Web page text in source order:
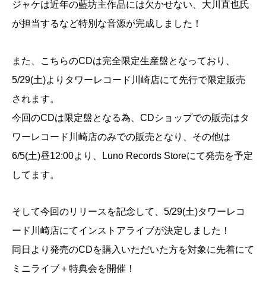
ジャケは近年の藍坊主作品には欠かせない、大川直也氏
が担当するなど特別な音源が完成しました！
また、こちらのCDは完全限定生産盤となっており、
5/29(土)よりタワーレコード川崎店にて先行で限定販売
されます。
今回のCDは限定盤となる為、CDショップでの販売はタ
ワーレコード川崎店のみでの販売となり、その他は
6/5(土)昼12:00より、Luno Records Storeにて発売を予定
してます。
そして今回のリリースを記念して、5/29(土)タワーレコ
ード川崎店にてインストアライブが決定しました！
同日より発売のCDを購入いただいた方を対象に先着にて
ミニライブ＋特典会を開催！